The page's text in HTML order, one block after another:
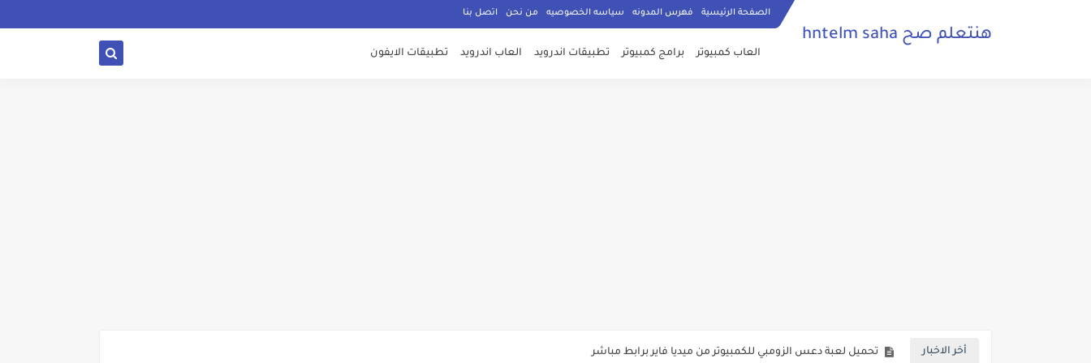
الصفحة الرئيسية فهرس المدونه سياسه الخصوصيه من نحن اتصل بنا
هنتعلم صح hntelm saha
العاب كمبيوتر برامج كمبيوتر تطبيقات اندرويد العاب اندرويد تطبيقات الايفون
أخر الاخبار تحميل لعبة دعس الزومبي للكمبيوتر من ميديا فاير برابط مباشر